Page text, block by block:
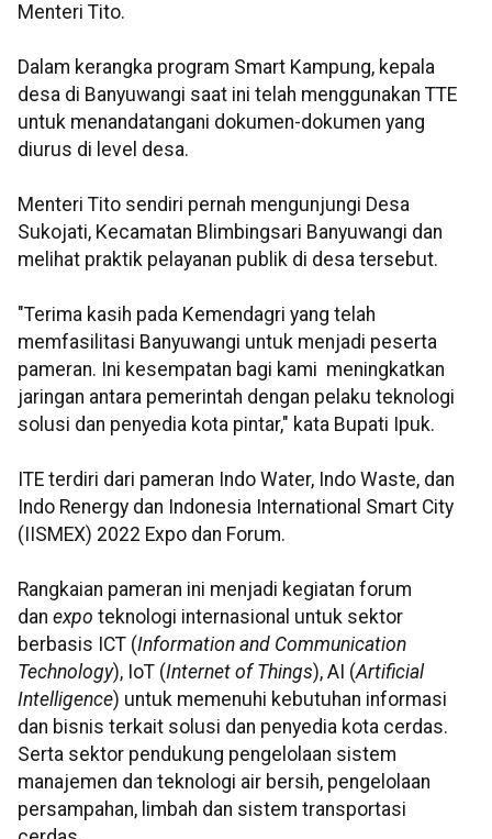
Menteri Tito.
Dalam kerangka program Smart Kampung, kepala
desa di Banyuwangi saat ini telah menggunakan TTE
untuk menandatangani dokumen-dokumen yang
diurus di level desa.
Menteri Tito sendiri pernah mengunjungi Desa
Sukojati, Kecamatan Blimbingsari Banyuwangi dan
melihat praktik pelayanan publik di desa tersebut.
"Terima kasih pada Kemendagri yang telah
memfasilitasi Banyuwangi untuk menjadi peserta
pameran. Ini kesempatan bagi kami meningkatkan
jaringan antara pemerintah dengan pelaku teknologi
solusi dan penyedia kota pintar," kata Bupati Ipuk.
ITE terdiri dari pameran Indo Water, Indo Waste, dan
Indo Renergy dan Indonesia International Smart City
(IISMEX) 2022 Expo dan Forum.
Rangkaian pameran ini menjadi kegiatan forum
dan expo teknologi internasional untuk sektor
berbasis ICT (Information and Communication
Technology), IoT (Internet of Things), AI (Artificial
Intelligence) untuk memenuhi kebutuhan informasi
dan bisnis terkait solusi dan penyedia kota cerdas.
Serta sektor pendukung pengelolaan sistem
manajemen dan teknologi air bersih, pengelolaan
persampahan, limbah dan sistem transportasi